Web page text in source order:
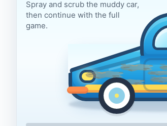
Spray and scrub the muddy car,
then continue with the full
game.